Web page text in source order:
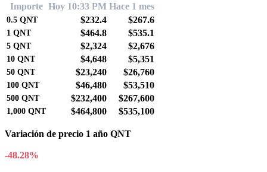
Importe Hoy 10:33 PM Hace 1 mes
0.5 QNT $232.4 $267.6
1 QNT $464.8 $535.1
5 QNT $2,324 $2,676
10 QNT $4,648 $5,351
50 QNT $23,240 $26,760
100 QNT $46,480 $53,510
500 QNT $232,400 $267,600
1,000 QNT $464,800 $535,100
Variación de precio 1 año QNT
-48.28%